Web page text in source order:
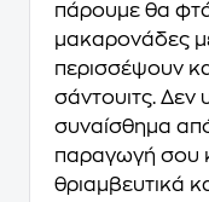
πάρουμε θα
μακαρονάδες
περισσέψουν
σάντουιτς. Δεν
συναίσθημα
παραγωγή σου
θριαμβευτικά